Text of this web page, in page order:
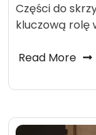
Części do
kluczową rolę
Read More